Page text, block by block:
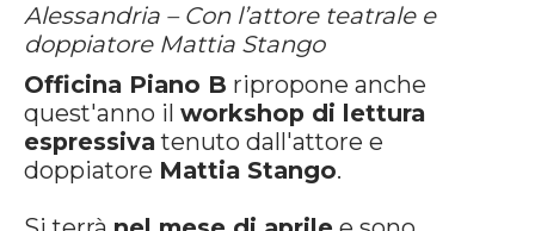
Alessandria – Con l’attore teatrale e
doppiatore Mattia Stango
Officina Piano B ripropone anche
quest'anno il workshop di lettura
espressivatenuto dall'attore e
doppiatore Mattia Stango.